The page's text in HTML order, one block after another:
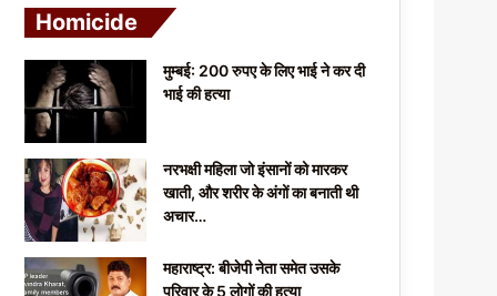
Homicide
मुम्बई: 200 रुपए के लिए भाई ने कर दी
भाई की हत्या
नरभक्षी महिला जो इंसानों को मारकर
खाती, और शरीर के अंगों का बनाती थी
अचार…
महाराष्ट्र: बीजेपी नेता समेत उसके
परिवार के 5 लोगों की हत्या